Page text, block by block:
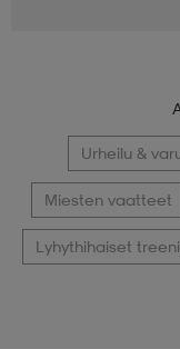
Urheilu &
Miesten vaatteet
Lyhythihaiset